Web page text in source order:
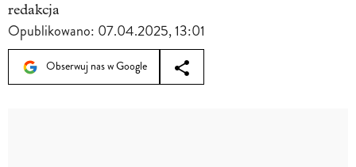
redakcja
Opublikowano: 07.04.2025, 13:01
Obserwuj nas w Google